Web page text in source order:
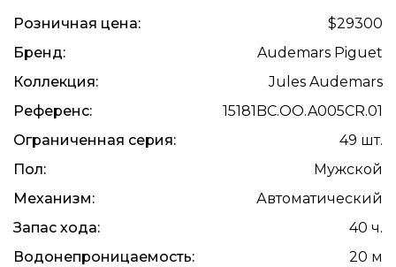
Розничная цена:
$29300
Бренд:
Audemars Piguet
Коллекция:
Jules Audemars
Референс:
15181BC.OO.A005CR.01
Ограниченная серия:
49 шт.
Пол:
Мужской
Механизм:
Автоматический
Запас хода:
40 ч.
Водонепроницаемость:
20 м